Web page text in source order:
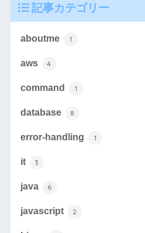
記事カテゴリー
aboutme 1
aws 4
command 1
database 8
error-handling 1
it 3
java 6
javascript 2